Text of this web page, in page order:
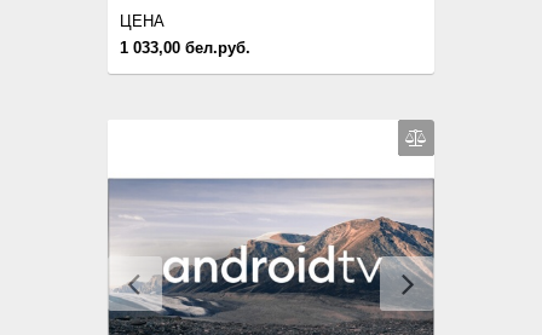
1 033,00 бел.руб.
ЦЕНА
Previous Next